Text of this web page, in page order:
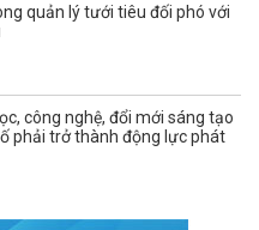
quản lý tưới tiêu đối phó với
công nghệ, đổi mới sáng tạo
phải trở thành động lực phát